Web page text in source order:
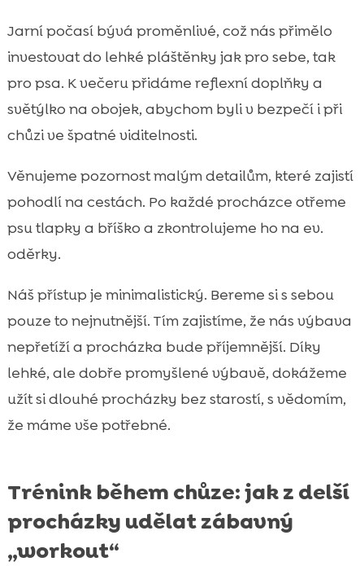
Jarní počasí bývá proměnlivé, což nás přimělo
investovat do lehké pláštěnky jak pro sebe, tak
pro psa. K večeru přidáme reflexní doplňky a
světýlko na obojek, abychom byli v bezpečí i při
chůzi ve špatné viditelnosti.
Věnujeme pozornost malým detailům, které zajistí
pohodlí na cestách. Po každé procházce otřeme
psu tlapky a bříško a zkontrolujeme ho na ev.
oděrky.
Náš přístup je minimalistický. Bereme si s sebou
pouze to nejnutnější. Tím zajistíme, že nás výbava
nepřetíží a procházka bude příjemnější. Díky
lehké, ale dobře promyšlené výbavě, dokážeme
užít si dlouhé procházky bez starostí, s vědomím,
že máme vše potřebné.
Trénink během chůze: jak z delší
procházky udělat zábavný
„workout“